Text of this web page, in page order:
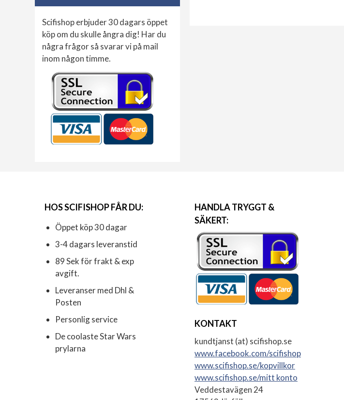
Scifishop erbjuder 30 dagars öppet
köp om du skulle ångra dig! Har du
några frågor så svarar vi på mail
inom någon timme.
HOS SCIFISHOP FÅR DU:
Öppet köp 30 dagar
3-4 dagars leveranstid
89 Sek för frakt & exp
avgift.
Leveranser med Dhl &
Posten
Personlig service
De coolaste Star Wars
prylarna
HANDLA TRYGGT &
SÄKERT:
KONTAKT
kundtjanst (at) scifishop.se
www.facebook.com/scifishop
www.scifishop.se/kopvillkor
www.scifishop.se/mitt konto
Veddestavägen 24